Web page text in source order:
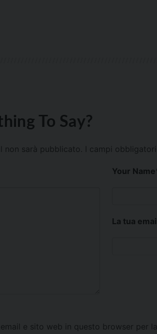
To Say?
non sarà pubblicato. I campi
Your Name
La tua
e sito web in questo browser per